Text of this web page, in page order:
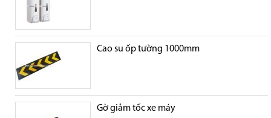
Cao su ốp tường 1000mm
Gờ giảm tốc xe máy